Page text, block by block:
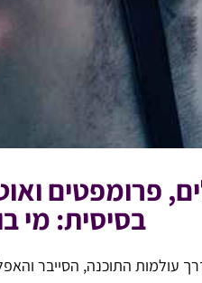
בסיסית: מי
עולמות התוכנה, הסייבר